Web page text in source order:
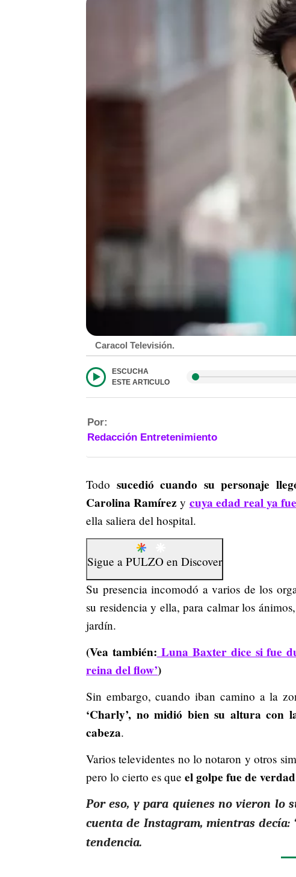
Caracol Televisión.
ESCUCHA
ESTE ARTICULO
Por:
Redacción Entretenimiento
Todo sucedió cuando su personaje
Carolina Ramírez y cuya edad real ya
ella saliera del hospital.
Sigue a PULZO en Discover
Su presencia incomodó a varios de los
su residencia y ella, para calmar los
jardín.
(Vea también: Luna Baxter dice si fue
reina del flow’)
Sin embargo, cuando iban camino a la
‘Charly’, no midió bien su altura con
cabeza.
Varios televidentes no lo notaron y otros
pero lo cierto es que el golpe fue de
Por eso, y para quienes no vieron lo
cuenta de Instagram, mientras decía:
tendencia.